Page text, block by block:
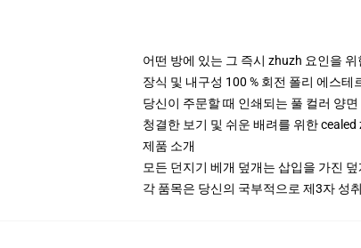
어떤 방에 있는 그 즉시 zhuzh 요인을
장식 및 내구성 100 % 회전 폴리 에스
당신이 주문할 때 인쇄되는 풀 컬러 양면
청결한 보기 및 쉬운 배려를 위한 cealed
제품 소개
모든 던지기 베개 덮개는 삽입을 가진
각 품목은 당신의 국부적으로 제3자 성